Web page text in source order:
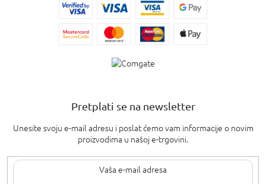
Pretplati se na newsletter
Unesite svoju e-mail adresu i poslat ćemo vam informacije o novim
proizvodima u našoj e-trgovini.